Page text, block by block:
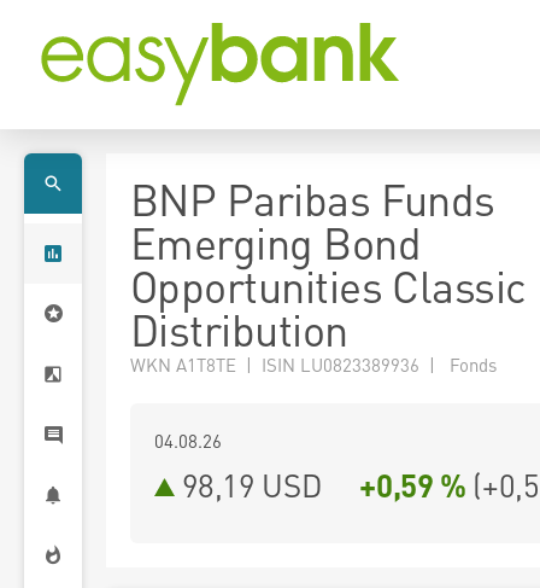
BNP Paribas Funds
Emerging Bond
Opportunities Classic
Distribution
WKN A1T8TE | ISIN LU0823389936 | Fonds
04.08.26
98,19 USD +0,59 % (